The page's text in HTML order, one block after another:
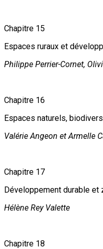
Chapitre 15
Espaces ruraux et
Philippe Perrier-Cornet,
Chapitre 16
Espaces naturels,
Valérie Angeon et Armelle
Chapitre 17
Développement durable et
Hélène Rey Valette
Chapitre 18